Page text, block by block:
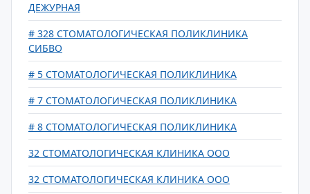
ДЕЖУРНАЯ
# 328 СТОМАТОЛОГИЧЕСКАЯ ПОЛИКЛИНИКА
СИБВО
# 5 СТОМАТОЛОГИЧЕСКАЯ ПОЛИКЛИНИКА
# 7 СТОМАТОЛОГИЧЕСКАЯ ПОЛИКЛИНИКА
# 8 СТОМАТОЛОГИЧЕСКАЯ ПОЛИКЛИНИКА
32 СТОМАТОЛОГИЧЕСКАЯ КЛИНИКА ООО
32 СТОМАТОЛОГИЧЕСКАЯ КЛИНИКА ООО